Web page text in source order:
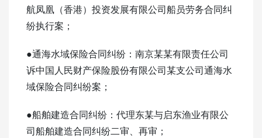
航凤凰（香港）投资发展有限公司船员劳务合同纠
纷执行案；
●通海水域保险合同纠纷：南京某某有限责任公司
诉中国人民财产保险股份有限公司某支公司通海水
域保险合同纠纷案；
●船舶建造合同纠纷：代理东某与启东渔业有限公
司船舶建造合同纠纷二审、再审；